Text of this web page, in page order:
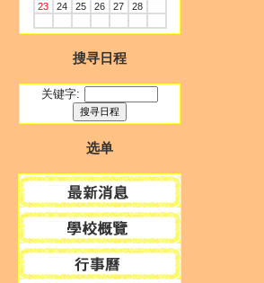
23
24 25 26 27 28
搜寻日程
关键字:
选单